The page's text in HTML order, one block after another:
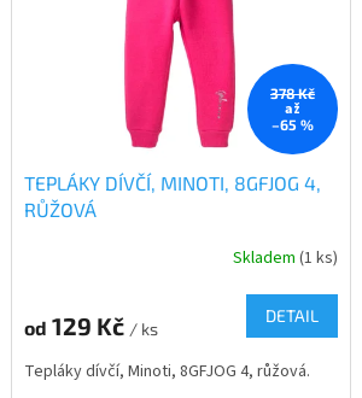
378 Kč
až
–65 %
TEPLÁKY DÍVČÍ, MINOTI, 8GFJOG 4,
RŮŽOVÁ
Skladem (1 ks)
od 129 Kč / ks
DETAIL
Tepláky dívčí, Minoti, 8GFJOG 4, růžová.